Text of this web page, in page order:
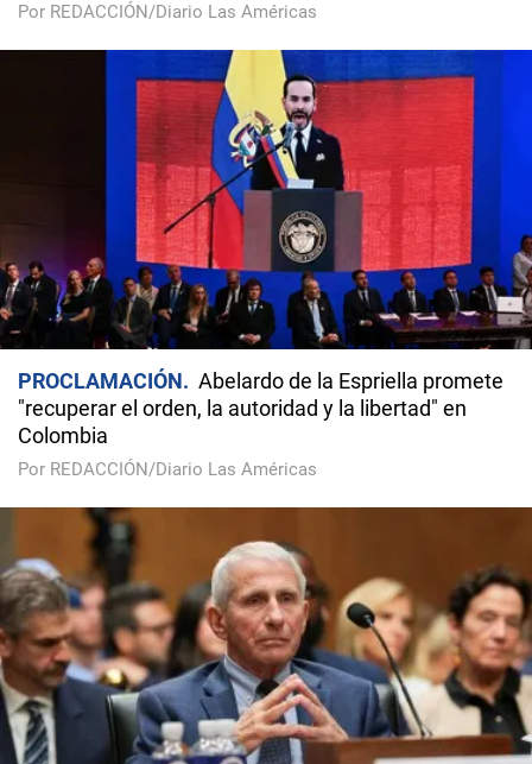
Por REDACCIÓN/Diario Las Américas
PROCLAMACIÓN
Abelardo de la Espriella promete
"recuperar el orden, la autoridad y la libertad" en
Colombia
Por REDACCIÓN/Diario Las Américas